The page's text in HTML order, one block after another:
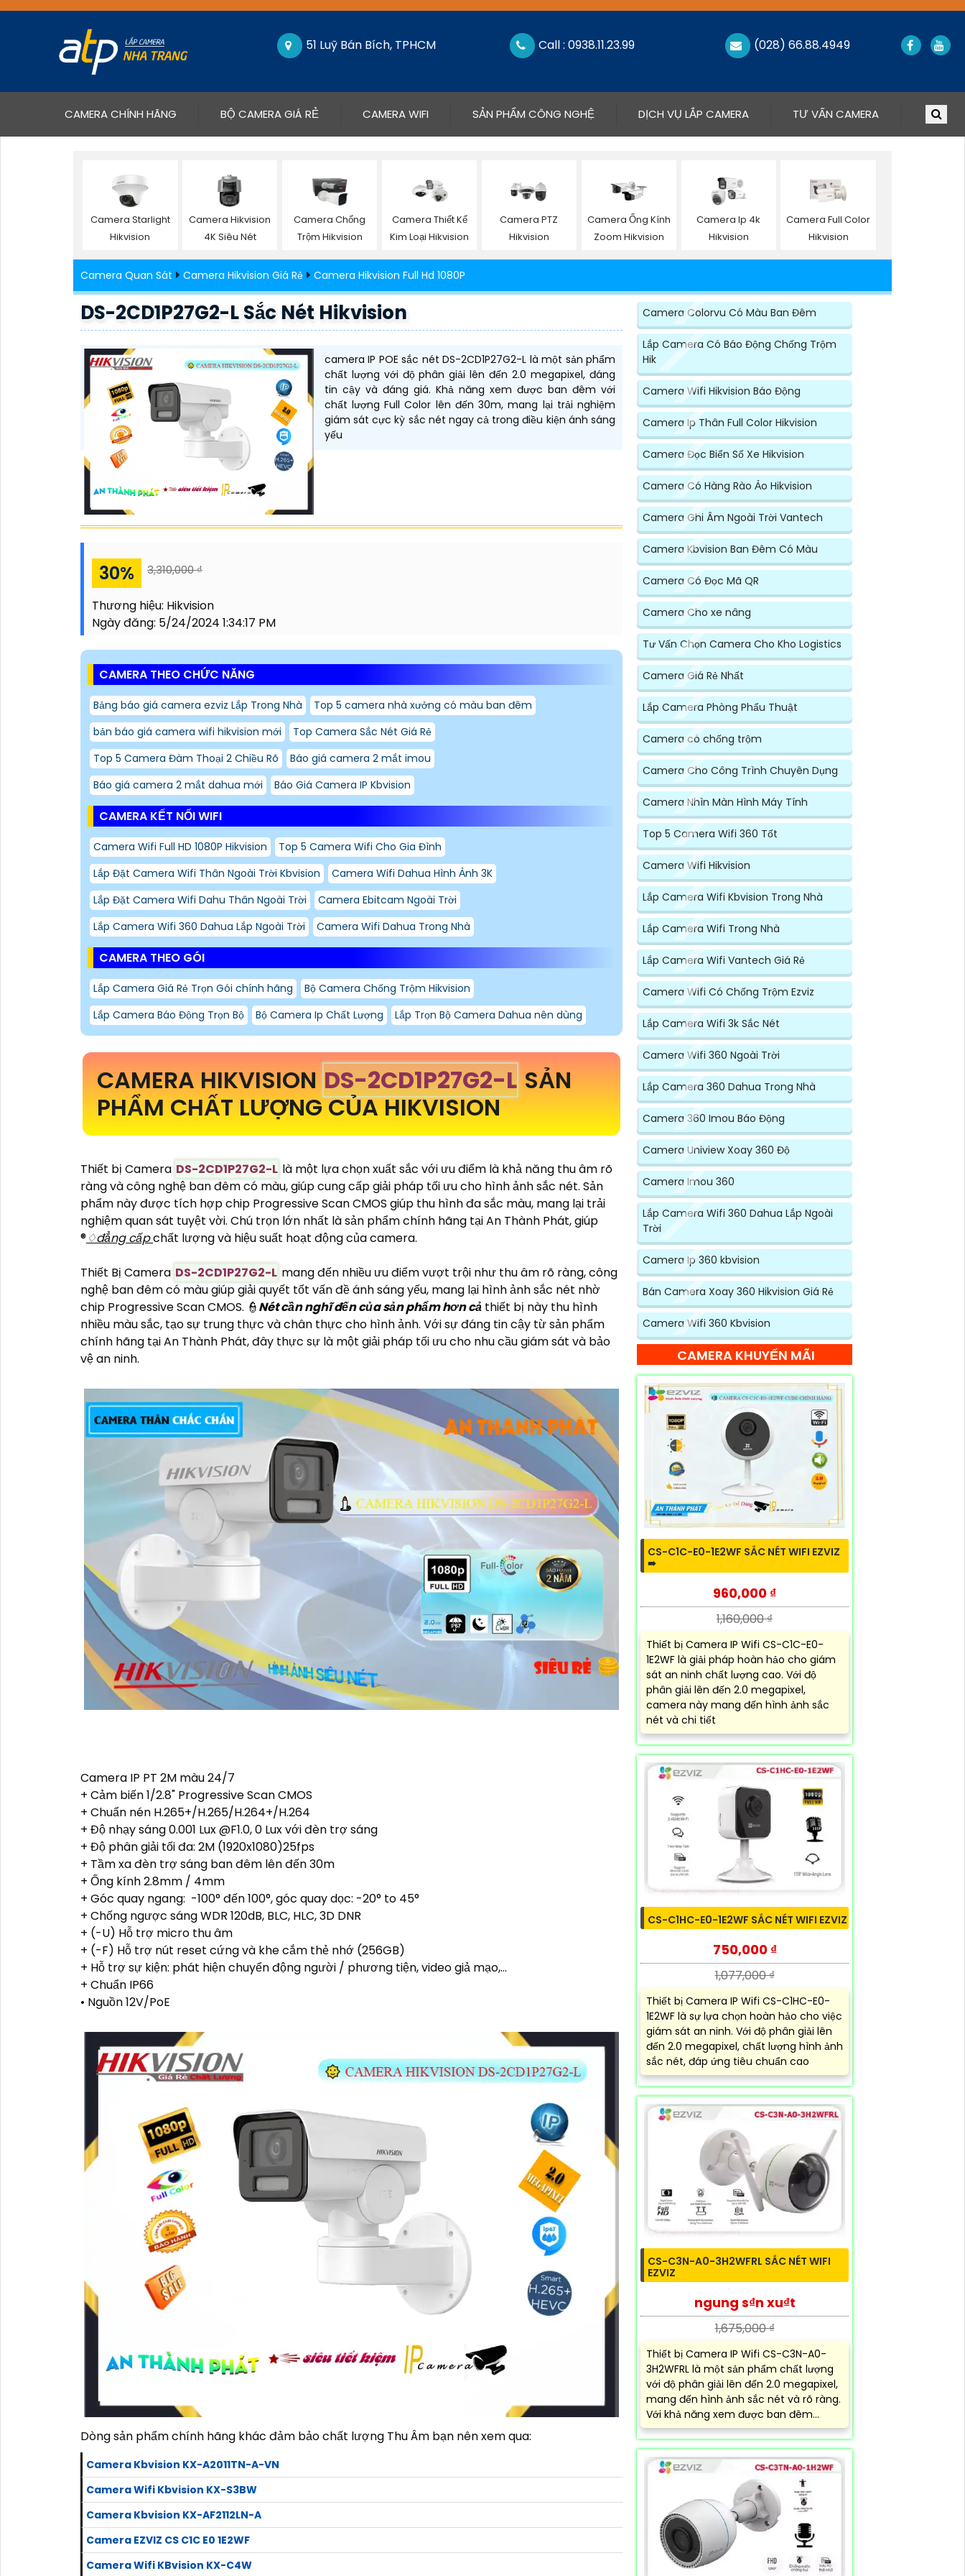
51 Luỹ Bán Bích, TPHCM Call : 0938.11.23.99 (028) 66.88.4949
CAMERA CHÍNH HÃNG(CURRENT)BỘ CAMERA GIÁ RẺ CAMERA WIFI SẢN PHẨM CÔNG NGHỆ DỊCH VỤ LẮP CAMERA TƯ VẤN CAMERA
Camera Starlight
Hikvision
Camera Hikvision
4K Siêu Nét
Camera Chống
Trộm Hikvision
Camera Thiết Kế
Kim Loại Hikvision
Camera PTZ
Hikvision
Camera Ống Kính
Zoom Hikvision
Camera Ip 4k
Hikvision
Camera Full Color
Hikvision
Camera Quan Sát Camera Hikvision Giá Rẻ Camera Hikvision Full Hd 1080P
DS-2CD1P27G2-L Sắc Nét Hikvision
camera IP POE sắc nét DS-2CD1P27G2-L là một sản phẩm
chất lượng với độ phân giải lên đến 2.0 megapixel, đáng
tin cậy và đáng giá. Khả năng xem được ban đêm với
chất lượng Full Color lên đến 30m, mang lại trải nghiệm
giám sát cực kỳ sắc nét ngay cả trong điều kiện ánh sáng
yếu
30% 3,310,000 ₫
Thương hiệu: Hikvision
Ngày đăng: 5/24/2024 1:34:17 PM
CAMERA THEO CHỨC NĂNG
Bảng báo giá camera ezviz Lắp Trong Nhà
Top 5 camera nhà xưởng có màu ban đêm
bản báo giá camera wifi hikvision mới
Top Camera Sắc Nét Giá Rẻ
Top 5 Camera Đàm Thoại 2 Chiều Rõ
Báo giá camera 2 mắt imou
Báo giá camera 2 mắt dahua mới
Báo Giá Camera IP Kbvision
CAMERA KẾT NỐI WIFI
Camera Wifi Full HD 1080P Hikvision
Top 5 Camera Wifi Cho Gia Đình
Lắp Đặt Camera Wifi Thân Ngoài Trời Kbvision
Camera Wifi Dahua Hình Ảnh 3K
Lắp Đặt Camera Wifi Dahu Thân Ngoài Trời
Camera Ebitcam Ngoài Trời
Lắp Camera Wifi 360 Dahua Lắp Ngoài Trời
Camera Wifi Dahua Trong Nhà
CAMERA THEO GÓI
Lắp Camera Giá Rẻ Trọn Gói chính hãng
Bộ Camera Chống Trộm Hikvision
Lắp Camera Báo Động Trọn Bộ
Bộ Camera Ip Chất Lượng Lắp Trọn Bộ Camera Dahua nên dùng
CAMERA HIKVISIONDS-2CD1P27G2-LSẢN
PHẨM CHẤT LƯỢNG CỦA HIKVISION
Thiết bị Camera DS-2CD1P27G2-L là một lựa chọn xuất sắc với ưu điểm là khả năng thu âm rõ
ràng và công nghệ ban đêm có màu, giúp cung cấp giải pháp tối ưu cho hình ảnh sắc nét. Sản
phẩm này được tích hợp chip Progressive Scan CMOS giúp thu hình đa sắc màu, mang lại trải
nghiệm quan sát tuyệt vời. Chú trọn lớn nhất là sản phẩm chính hãng tại An Thành Phát, giúp
®️♢đẳng cấpchất lượng và hiệu suất hoạt động của camera.
Thiết Bị Camera DS-2CD1P27G2-L mang đến nhiều ưu điểm vượt trội như thu âm rõ ràng, công
nghệ ban đêm có màu giúp giải quyết tốt vấn đề ánh sáng yếu, mang lại hình ảnh sắc nét nhờ
chip Progressive Scan CMOS. 👮Nét cần nghĩ đến của sản phẩm hơn cả thiết bị này thu hình
nhiều màu sắc, tạo sự trung thực và chân thực cho hình ảnh. Với sự đáng tin cậy từ sản phẩm
chính hãng tại An Thành Phát, đây thực sự là một giải pháp tối ưu cho nhu cầu giám sát và bảo
vệ an ninh.
Camera IP PT 2M màu 24/7
+ Cảm biến 1/2.8" Progressive Scan CMOS
+ Chuẩn nén H.265+/H.265/H.264+/H.264
+ Độ nhạy sáng 0.001 Lux @F1.0, 0 Lux với đèn trợ sáng
+ Độ phân giải tối đa: 2M (1920x1080)25fps
+ Tầm xa đèn trợ sáng ban đêm lên đến 30m
+ Ống kính 2.8mm / 4mm
+ Góc quay ngang: -100° đến 100°, góc quay dọc: -20° to 45°
+ Chống ngược sáng WDR 120dB, BLC, HLC, 3D DNR
+ (-U) Hỗ trợ micro thu âm
+ (-F) Hỗ trợ nút reset cứng và khe cắm thẻ nhớ (256GB)
+ Hỗ trợ sự kiện: phát hiện chuyển động người / phương tiện, video giả mạo,...
+ Chuẩn IP66
• Nguồn 12V/PoE
Dòng sản phẩm chính hãng khác đảm bảo chất lượng Thu Âm bạn nên xem qua:
Camera Kbvision KX-A2011TN-A-VN
Camera Wifi Kbvision KX-S3BW
Camera Kbvision KX-AF2112LN-A
Camera EZVIZ CS C1C E0 1E2WF
Camera Wifi KBvision KX-C4W
Camera Colorvu Có Màu Ban Đêm
Lắp Camera Có Báo Động Chống Trộm
Hik
Camera Wifi Hikvision Báo Động
Camera Ip Thân Full Color Hikvision
Camera Đọc Biển Số Xe Hikvision
Camera Có Hàng Rào Ảo Hikvision
Camera Ghi Âm Ngoài Trời Vantech
Camera Kbvision Ban Đêm Có Màu
Camera Có Đọc Mã QR
Camera Cho xe nâng
Tư Vấn Chọn Camera Cho Kho Logistics
Camera Giá Rẻ Nhất
Lắp Camera Phòng Phẩu Thuật
Camera có chống trộm
Camera Cho Công Trình Chuyên Dụng
Camera Nhìn Màn Hình Máy Tính
Top 5 Camera Wifi 360 Tốt
Camera Wifi Hikvision
Lắp Camera Wifi Kbvision Trong Nhà
Lắp Camera Wifi Trong Nhà
Lắp Camera Wifi Vantech Giá Rẻ
Camera Wifi Có Chống Trộm Ezviz
Lắp Camera Wifi 3k Sắc Nét
Camera Wifi 360 Ngoài Trời
Lắp Camera 360 Dahua Trong Nhà
Camera 360 Imou Báo Động
Camera Uniview Xoay 360 Độ
Camera Imou 360
Lắp Camera Wifi 360 Dahua Lắp Ngoài
Trời
Camera Ip 360 kbvision
Bán Camera Xoay 360 Hikvision Giá Rẻ
Camera Wifi 360 Kbvision
CAMERA KHUYẾN MÃI
CS-C1C-E0-1E2WF SẮC NÉT WIFI EZVIZ
➠
960,000 ₫
1,160,000 ₫
Thiết bị Camera IP Wifi CS-C1C-E0-
1E2WF là giải pháp hoàn hảo cho giám
sát an ninh chất lượng cao. Với độ
phân giải lên đến 2.0 megapixel,
camera này mang đến hình ảnh sắc
nét và chi tiết
CS-C1HC-E0-1E2WF SẮC NÉT WIFI EZVIZ
750,000 ₫
1,077,000 ₫
Thiết bị Camera IP Wifi CS-C1HC-E0-
1E2WF là sự lựa chọn hoàn hảo cho việc
giám sát an ninh. Với độ phân giải lên
đến 2.0 megapixel, chất lượng hình ảnh
sắc nét, đáp ứng tiêu chuẩn cao
CS-C3N-A0-3H2WFRL SẮC NÉT WIFI
EZVIZ
ngung s₫n xu₫t
1,675,000 ₫
Thiết bị Camera IP Wifi CS-C3N-A0-
3H2WFRL là một sản phẩm chất lượng
với độ phân giải lên đến 2.0 megapixel,
mang đến hình ảnh sắc nét và rõ ràng.
Với khả năng xem được ban đêm...